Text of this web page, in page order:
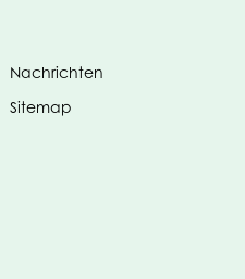
Nachrichten
Sitemap